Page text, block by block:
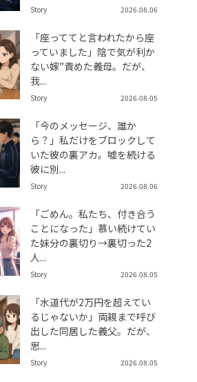
Story 2026.08.06
「座っててと言われたから座
っていました」陰で気が利か
ない嫁”責めた義母。だが、
我...
Story 2026.08.05
「今のメッセージ、誰か
ら？」私だけをブロックして
いた彼の裏アカ。嘘を続ける
彼に別...
Story 2026.08.06
「ごめん。私たち、付き合う
ことになった」慕い続けてい
た妹分の裏切り→裏切った2
人...
Story 2026.08.05
「水道代が2万円を超えてい
るじゃないか」両親まで呼び
出した同居した義父。だが、
思...
Story 2026.08.05